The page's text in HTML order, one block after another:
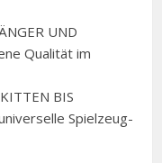
UND
Qualität im
BIS
Spielzeug-